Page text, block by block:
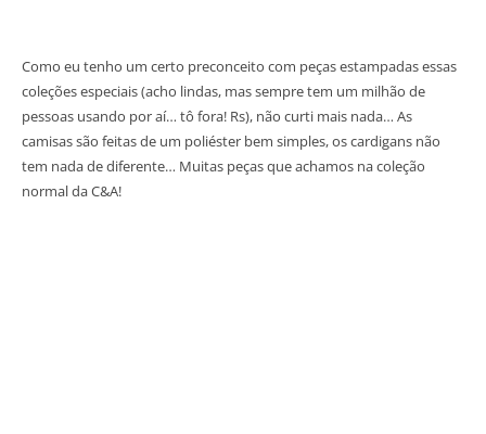
Como eu tenho um certo preconceito com peças estampadas essas
coleções especiais (acho lindas, mas sempre tem um milhão de
pessoas usando por aí… tô fora! Rs), não curti mais nada… As
camisas são feitas de um poliéster bem simples, os cardigans não
tem nada de diferente… Muitas peças que achamos na coleção
normal da C&A!